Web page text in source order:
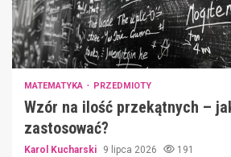
MATEMATYKA PRZEDMIOTY
Wzór na ilość przekątnych –
zastosować?
Karol Kucharski 9 lipca 2026 191